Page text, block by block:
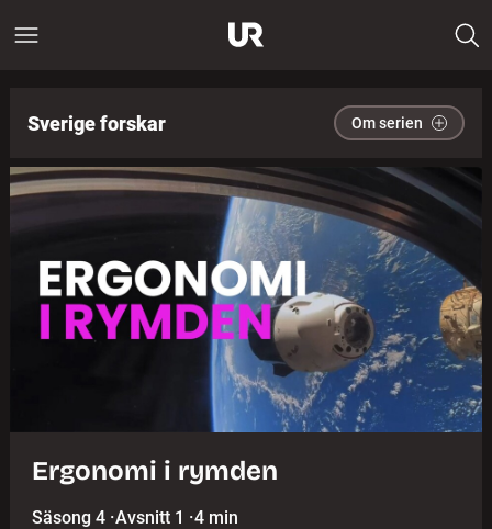
Sverige forskar Om serien
Ergonomi i rymden
Säsong 4 ·Avsnitt 1 ·4 min